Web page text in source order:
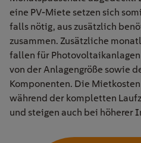
eine PV-Miete setzen sich
falls nötig, aus zusätzlich
zusammen. Zusätzliche
fallen für
von der Anlagengröße sowie
Komponenten. Die
während der kompletten
und steigen auch bei höherer